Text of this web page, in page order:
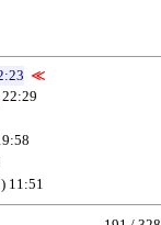
≪
11:51